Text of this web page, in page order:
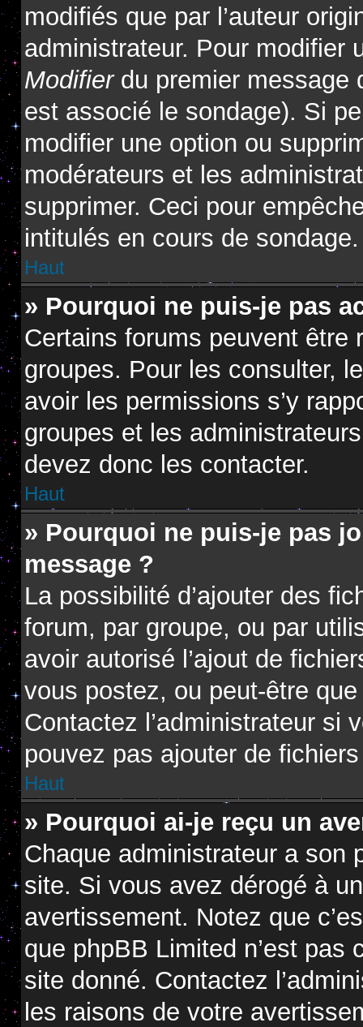
modifiés que par l’auteur
administrateur. Pour modifier
Modifierdu premier message
est associé le sondage). Si
modifier une option ou
modérateurs et les
supprimer. Ceci pour
intitulés en cours de sondage.
Haut
» Pourquoi ne puis-je pas
Certains forums peuvent être
groupes. Pour les consulter,
avoir les permissions s’y
groupes et les
devez donc les contacter.
Haut
» Pourquoi ne puis-je pas
message ?
La possibilité d’ajouter des
forum, par groupe, ou par
avoir autorisé l’ajout de
vous postez, ou peut-être
Contactez l’administrateur si
pouvez pas ajouter de
Haut
» Pourquoi ai-je reçu un
Chaque administrateur a son
site. Si vous avez dérogé à
avertissement. Notez que
que phpBB Limited n’est pas
site donné. Contactez
les raisons de votre